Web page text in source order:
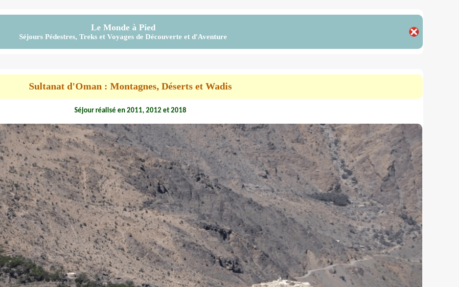
Le Monde à Pied
Séjours Pédestres, Treks et Voyages de Découverte et d'Aventure
Sultanat d'Oman : Montagnes, Déserts et Wadis
Séjour réalisé en 2011, 2012 et 2018